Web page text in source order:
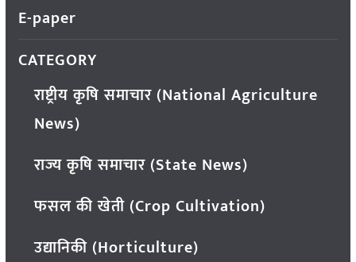
E-paper
CATEGORY
राष्ट्रीय कृषि समाचार (National Agriculture
News)
राज्य कृषि समाचार (State News)
फसल की खेती (Crop Cultivation)
उद्यानिकी (Horticulture)